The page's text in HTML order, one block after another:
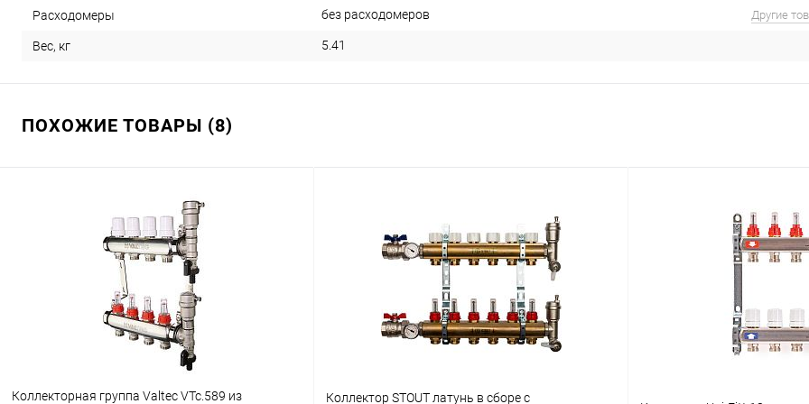
Расходомеры без расходомеров Другие
Вес, кг 5.41
ПОХОЖИЕ ТОВАРЫ (8)
Коллекторная группа Valtec VTc.589 из Коллектор STOUT латунь в сборе с